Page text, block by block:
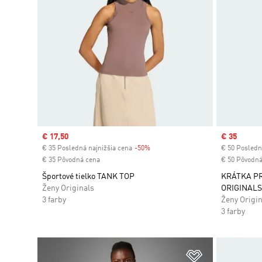
Sale price
€ 17,50
€ 35 Posledná najnižšia cena -50%
€ 35 Pôvodná cena
Športové tielko TANK TOP
Ženy Originals
3 farby
Sale price
€ 35
€ 50
€ 50
KRÁTKA
Ženy
3 farby